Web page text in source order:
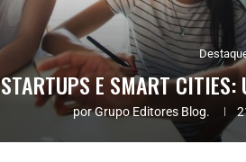
STARTUPS E SMART
porGrupo Editores Blog.